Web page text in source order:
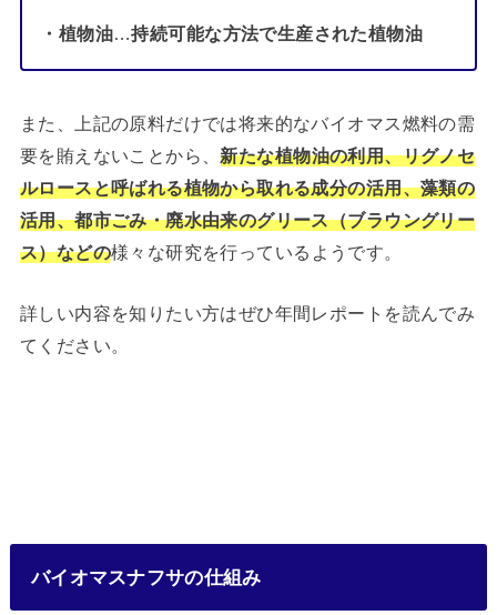
・植物油…持続可能な方法で生産された植物油
また、上記の原料だけでは将来的なバイオマス燃料の需
要を賄えないことから、 新たな植物油の利用、リグノセ
ルロースと呼ばれる植物から取れる成分の活用、藻類の
活用、都市ごみ・廃水由来のグリース（ブラウングリー
ス）などの様々な研究を行っているようです。
詳しい内容を知りたい方はぜひ年間レポートを読んでみ
てください。
バイオマスナフサの仕組み